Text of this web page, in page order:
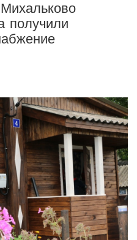
получили